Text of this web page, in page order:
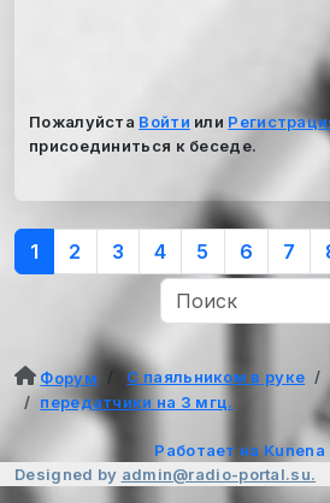
Пожалуйста Войти или
присоединиться к беседе.
1 2 3 4 5 6 7
Форум
С паяльником в руке
передатчики на 3 мгц.
Работает на
Designed by admin@radio-portal.su.